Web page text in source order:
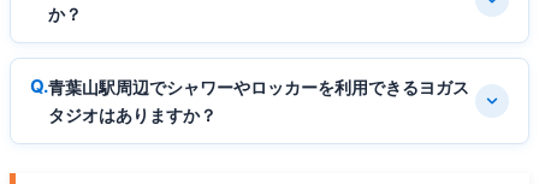
か？
青葉山駅周辺でシャワーやロッカーを利用できるヨガス
タジオはありますか？